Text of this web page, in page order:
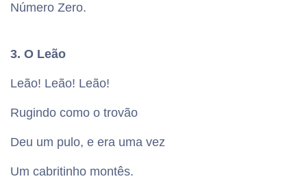
Número Zero.
3. O Leão
Leão! Leão! Leão!
Rugindo como o trovão
Deu um pulo, e era uma vez
Um cabritinho montês.